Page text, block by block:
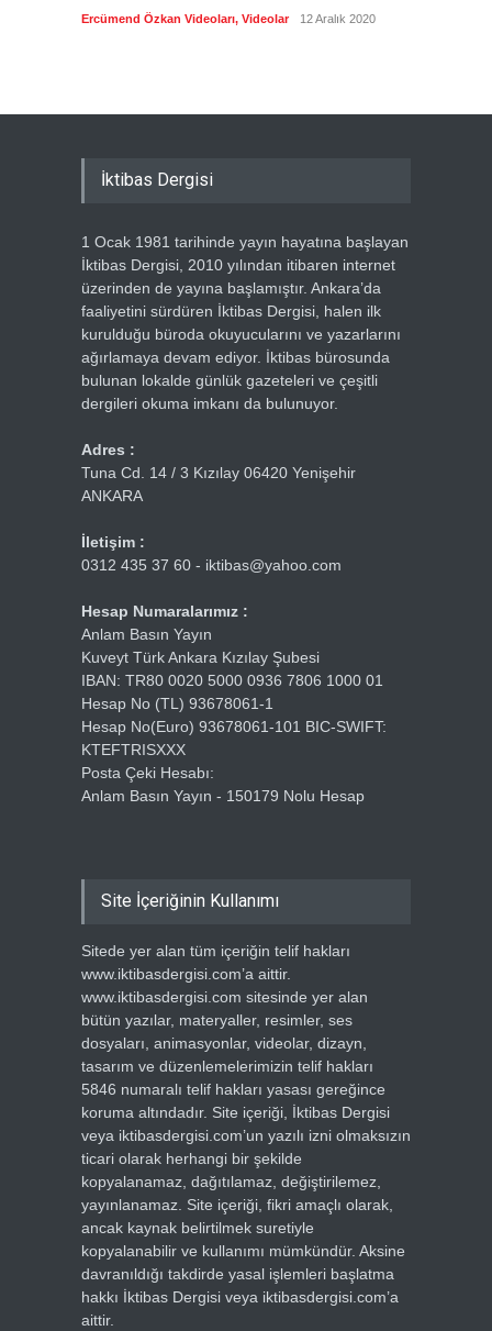
Ercümend Özkan Videoları, Videolar 12 Aralık 2020
İktibas Dergisi
1 Ocak 1981 tarihinde yayın hayatına başlayan
İktibas Dergisi, 2010 yılından itibaren internet
üzerinden de yayına başlamıştır. Ankara’da
faaliyetini sürdüren İktibas Dergisi, halen ilk
kurulduğu büroda okuyucularını ve yazarlarını
ağırlamaya devam ediyor. İktibas bürosunda
bulunan lokalde günlük gazeteleri ve çeşitli
dergileri okuma imkanı da bulunuyor.
Adres :
Tuna Cd. 14 / 3 Kızılay 06420 Yenişehir
ANKARA
İletişim :
0312 435 37 60 - iktibas@yahoo.com
Hesap Numaralarımız :
Anlam Basın Yayın
Kuveyt Türk Ankara Kızılay Şubesi
IBAN: TR80 0020 5000 0936 7806 1000 01
Hesap No (TL) 93678061-1
Hesap No(Euro) 93678061-101 BIC-SWIFT:
KTEFTRISXXX
Posta Çeki Hesabı:
Anlam Basın Yayın - 150179 Nolu Hesap
Site İçeriğinin Kullanımı
Sitede yer alan tüm içeriğin telif hakları
www.iktibasdergisi.com’a aittir.
www.iktibasdergisi.com sitesinde yer alan
bütün yazılar, materyaller, resimler, ses
dosyaları, animasyonlar, videolar, dizayn,
tasarım ve düzenlemelerimizin telif hakları
5846 numaralı telif hakları yasası gereğince
koruma altındadır. Site içeriği, İktibas Dergisi
veya iktibasdergisi.com’un yazılı izni olmaksızın
ticari olarak herhangi bir şekilde
kopyalanamaz, dağıtılamaz, değiştirilemez,
yayınlanamaz. Site içeriği, fikri amaçlı olarak,
ancak kaynak belirtilmek suretiyle
kopyalanabilir ve kullanımı mümkündür. Aksine
davranıldığı takdirde yasal işlemleri başlatma
hakkı İktibas Dergisi veya iktibasdergisi.com’a
aittir.